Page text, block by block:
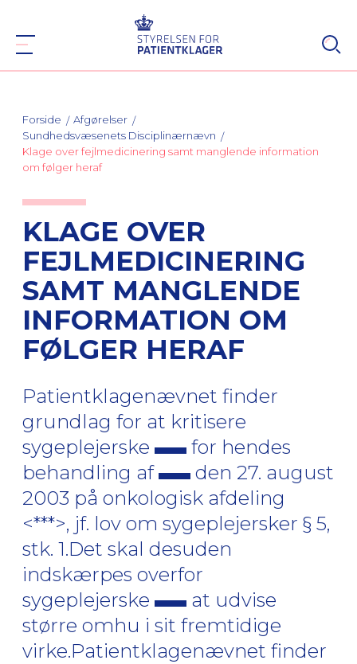
Forside
Afgørelser
Sundhedsvæsenets Disciplinærnævn
Klage over fejlmedicinering samt manglende information
om følger heraf
KLAGE OVER
FEJLMEDICINERING
SAMT MANGLENDE
INFORMATION OM
FØLGER HERAF
Patientklagenævnet finder
grundlag for at kritisere
sygeplejerske
for hendes
behandling af
den 27. august
2003 på onkologisk afdeling
<***>, jf. lov om sygeplejersker § 5,
stk. 1.Det skal desuden
indskærpes overfor
sygeplejerske
at udvise
større omhu i sit fremtidige
virke.Patientklagenævnet finder